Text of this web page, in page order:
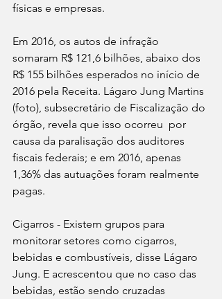
físicas e empresas.
Em 2016, os autos de infração
somaram R$ 121,6 bilhões, abaixo dos
R$ 155 bilhões esperados no início de
2016 pela Receita. Lágaro Jung Martins
(foto), subsecretário de Fiscalização do
órgão, revela que isso ocorreu  por
causa da paralisação dos auditores
fiscais federais; e em 2016, apenas
1,36% das autuações foram realmente
pagas.
Cigarros - Existem grupos para
monitorar setores como cigarros,
bebidas e combustíveis, disse Lágaro
Jung. E acrescentou que no caso das
bebidas, estão sendo cruzadas